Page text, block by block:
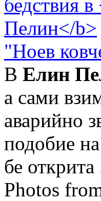
"Ноев
В Елин
а сами
аварийно
подобие
бе открита
Photos